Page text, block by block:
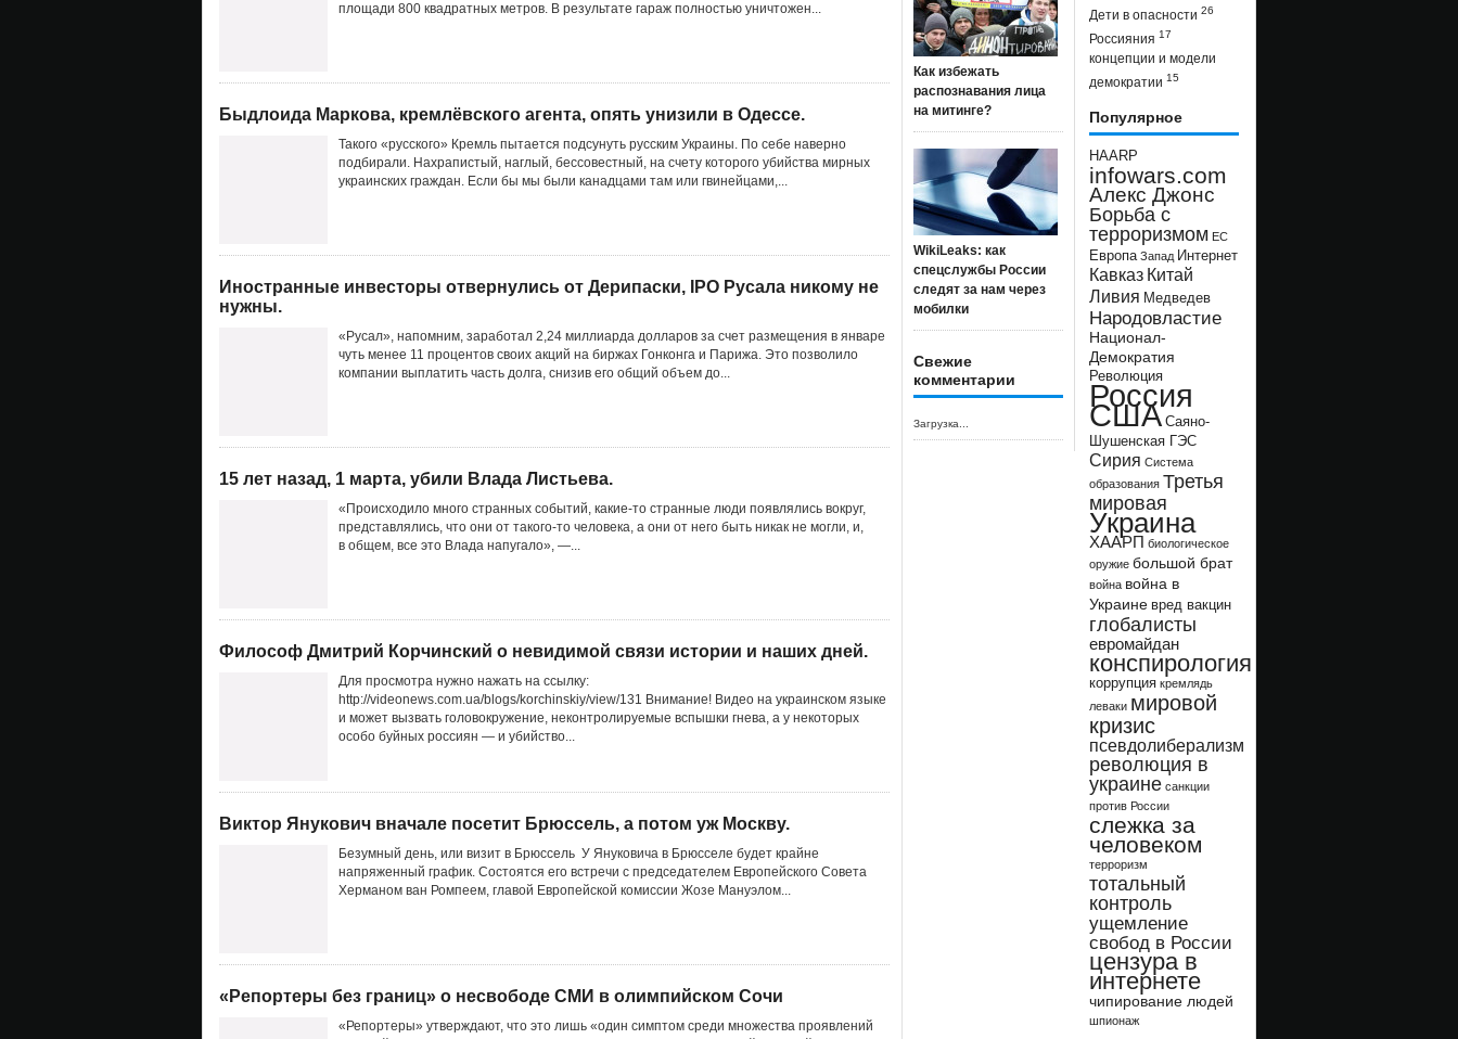
площади 800 квадратных метров. В результате гараж полностью уничтожен...
Быдлоида Маркова, кремлёвского агента, опять унизили в Одессе.
Такого «русского» Кремль пытается подсунуть русским Украины. По себе наверно
подбирали. Нахрапистый, наглый, бессовестный, на счету которого убийства мирных
украинских граждан. Если бы мы были канадцами там или гвинейцами,...
Иностранные инвесторы отвернулись от Дерипаски, IPO Русала никому не
нужны.
«Русал», напомним, заработал 2,24 миллиарда долларов за счет размещения в январе
чуть менее 11 процентов своих акций на биржах Гонконга и Парижа. Это позволило
компании выплатить часть долга, снизив его общий объем до...
15 лет назад, 1 марта, убили Влада Листьева.
«Происходило много странных событий, какие-то странные люди появлялись вокруг,
представлялись, что они от такого-то человека, а они от него быть никак не могли, и,
в общем, все это Влада напугало», —...
Философ Дмитрий Корчинский о невидимой связи истории и наших дней.
Для просмотра нужно нажать на ссылку:
http://videonews.com.ua/blogs/korchinskiy/view/131 Внимание! Видео на украинском языке
и может вызвать головокружение, неконтролируемые вспышки гнева, а у некоторых
особо буйных россиян — и убийство...
Виктор Янукович вначале посетит Брюссель, а потом уж Москву.
Безумный день, или визит в Брюссель У Януковича в Брюсселе будет крайне
напряженный график. Состоятся его встречи с председателем Европейского Совета
Херманом ван Ромпеем, главой Европейской комиссии Жозе Мануэлом...
«Репортеры без границ» о несвободе СМИ в олимпийском Сочи
«Репортеры» утверждают, что это лишь «один симптом среди множества проявлений
Как избежать
распознавания лица
на митинге?
WikiLeaks: как
спецслужбы России
следят за нам через
мобилки
Свежие
комментарии
Загрузка...
Дети в опасности 26
Россияния 17
концепции и модели
демократии 15
Популярное
HAARP
infowars.com
Алекс Джонс
Борьба с
терроризмом ЕС
Европа Запад Интернет
Кавказ Китай
Ливия Медведев
Народовластие
Национал-
Демократия
Революция
Россия
США Саяно-
Шушенская ГЭС
Сирия Система
образования Третья
мировая
Украина
ХААРП биологическое
оружие большой брат
война война в
Украине вред вакцин
глобалисты
евромайдан
конспирология
коррупция кремлядь
леваки мировой
кризис
псевдолиберализм
революция в
украине санкции
против России
слежка за
человеком
терроризм
тотальный
контроль
ущемление
свобод в России
цензура в
интернете
чипирование людей
шпионаж